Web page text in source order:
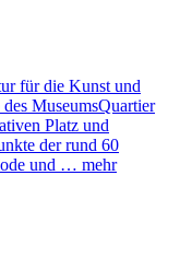
für die Kunst und
MuseumsQuartier
Platz und
der rund 60
und … mehr